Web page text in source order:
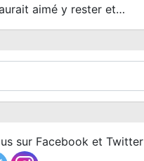
aimé y rester et…
sur Facebook et Twitter